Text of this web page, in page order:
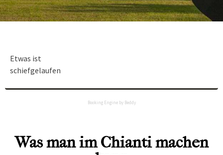
Etwas ist
schiefgelaufen
Booking Engine by Beddy
Was man im Chianti machen